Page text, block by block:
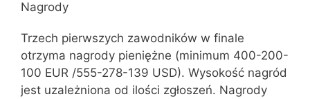
Nagrody
Trzech pierwszych zawodników w finale
otrzyma nagrody pieniężne (minimum 400-200-
100 EUR /555-278-139 USD). Wysokość nagród
jest uzależniona od ilości zgłoszeń. Nagrody